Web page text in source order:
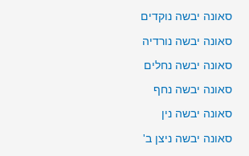
סאונה יבשה נוקדים
סאונה יבשה נורדיה
סאונה יבשה נחלים
סאונה יבשה נחף
סאונה יבשה נין
סאונה יבשה ניצן ב'